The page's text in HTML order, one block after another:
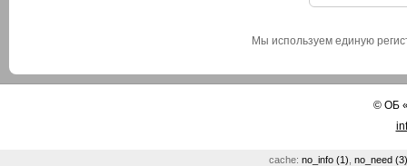
Мы используем единую
©ОБ
cache: no_info (1) no_need (3)